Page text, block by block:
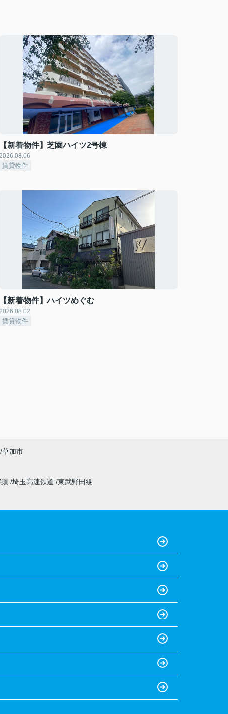
【新着物件】芝園ハイツ2号棟
2026.08.06
賃貸物件
【新着物件】ハイツめぐむ
2026.08.02
賃貸物件
草加市
須 埼玉高速鉄道 東武野田線